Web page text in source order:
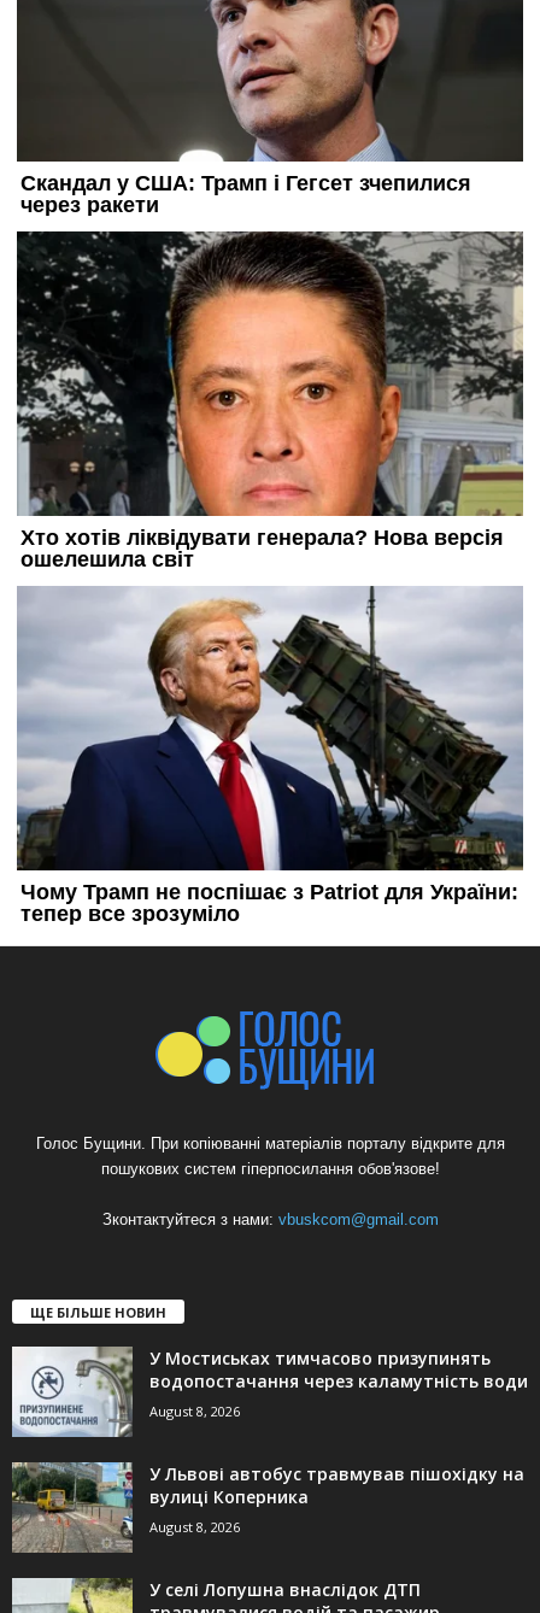
Голос Бущини. При копіюванні матеріалів порталу відкрите для
пошукових систем гіперпосилання обов'язове!
Зконтактуйтеся з нами: vbuskcom@gmail.com
ЩЕ БІЛЬШЕ НОВИН
У Мостиськах тимчасово призупинять
водопостачання через каламутність води
August 8, 2026
У Львові автобус травмував пішохідку на
вулиці Коперника
August 8, 2026
У селі Лопушна внаслідок ДТП